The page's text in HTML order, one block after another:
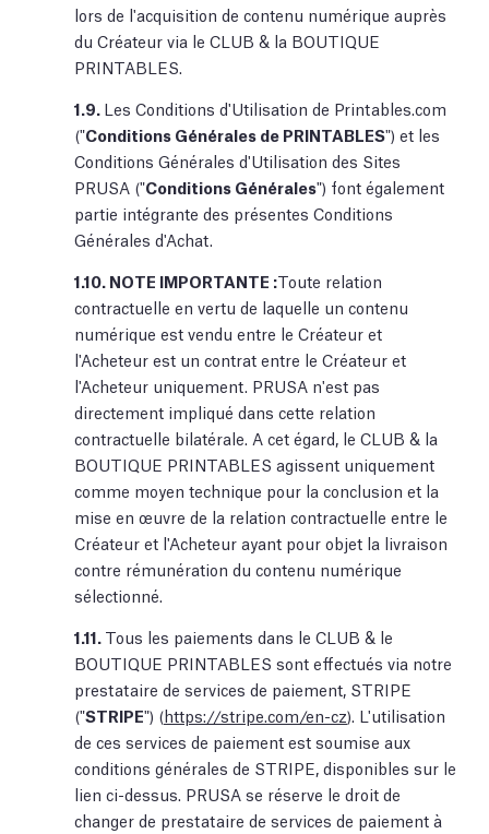
lors de l'acquisition de contenu numérique auprès
du Créateur via le CLUB & la BOUTIQUE
PRINTABLES.
1.9. Les Conditions d'Utilisation de Printables.com
("Conditions Générales de PRINTABLES") et les
Conditions Générales d'Utilisation des Sites
PRUSA ("Conditions Générales") font également
partie intégrante des présentes Conditions
Générales d'Achat.
1.10. NOTE IMPORTANTE :Toute relation
contractuelle en vertu de laquelle un contenu
numérique est vendu entre le Créateur et
l'Acheteur est un contrat entre le Créateur et
l'Acheteur uniquement. PRUSA n'est pas
directement impliqué dans cette relation
contractuelle bilatérale. A cet égard, le CLUB & la
BOUTIQUE PRINTABLES agissent uniquement
comme moyen technique pour la conclusion et la
mise en œuvre de la relation contractuelle entre le
Créateur et l'Acheteur ayant pour objet la livraison
contre rémunération du contenu numérique
sélectionné.
1.11. Tous les paiements dans le CLUB & le
BOUTIQUE PRINTABLES sont effectués via notre
prestataire de services de paiement, STRIPE
("STRIPE") (https://stripe.com/en-cz). L'utilisation
de ces services de paiement est soumise aux
conditions générales de STRIPE, disponibles sur le
lien ci-dessus. PRUSA se réserve le droit de
changer de prestataire de services de paiement à